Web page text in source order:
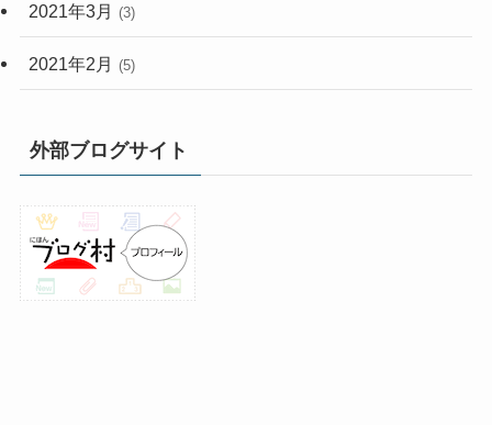
2021年3月 (3)
2021年2月 (5)
外部ブログサイト